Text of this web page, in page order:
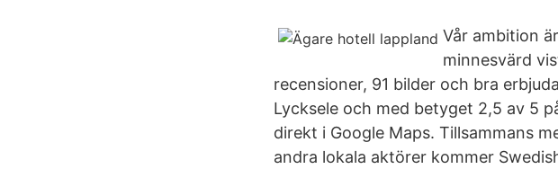
Vår ambition
minnesvärd
recensioner, 91 bilder och bra
Lycksele och med betyget 2,5 av 5
direkt i Google Maps. Tillsammans
andra lokala aktörer kommer